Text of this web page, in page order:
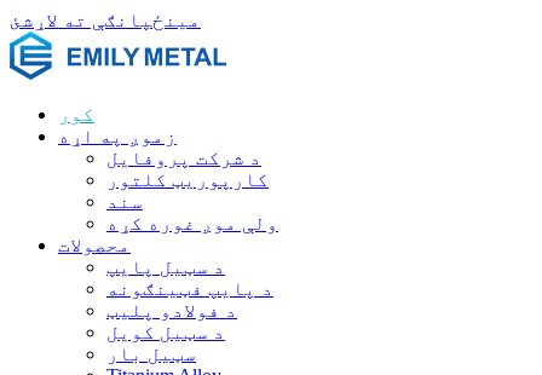
مینځپانګې ته لاړشئ
کور
زموږ په اړه
د شرکت پروفایل
کارپوریټ کلتور
سند
ولې موږ غوره کړه
محصولات
د سټیل پایپ
د پایپ فټینګونه
د فولادو پلیټ
د سټیل کویل
سټیل بار